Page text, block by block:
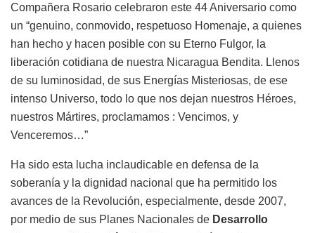
Compañera Rosario celebraron este 44 Aniversario como
un “genuino, conmovido, respetuoso Homenaje, a quienes
han hecho y hacen posible con su Eterno Fulgor, la
liberación cotidiana de nuestra Nicaragua Bendita. Llenos
de su luminosidad, de sus Energías Misteriosas, de ese
intenso Universo, todo lo que nos dejan nuestros Héroes,
nuestros Mártires, proclamamos : Vencimos, y
Venceremos…”
Ha sido esta lucha inclaudicable en defensa de la
soberanía y la dignidad nacional que ha permitido los
avances de la Revolución, especialmente, desde 2007,
por medio de sus Planes Nacionales de Desarrollo